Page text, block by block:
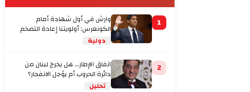
1 وارش في أول شهادة أمام
الكونغرس: أولويتنا إعادة التضخم
إلى المستهدف
دولية
2 اتفاق الإطار... هل يخرج لبنان من
دائرة الحروب أم يؤجل الانفجار؟
تحليل